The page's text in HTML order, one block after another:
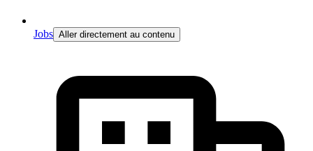
Jobs Aller directement au contenu